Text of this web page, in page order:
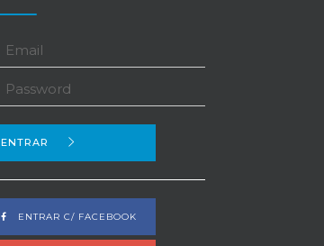
ENTRAR
ENTRAR C/ FACEBOOK